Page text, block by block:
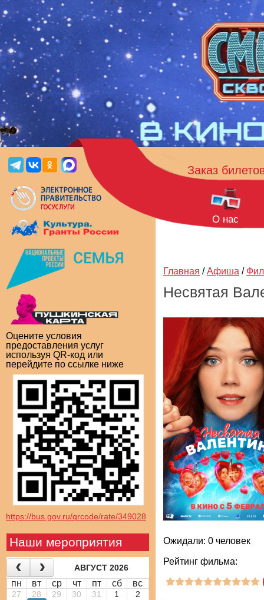
Оцените условия
предоставления услуг
используя QR-код или
перейдите по ссылке ниже
https://bus.gov.ru/qrcode/rate/349028
Наши мероприятия
АВГУСТ 2026
пн вт ср чт пт сб вс
27 28 29 30 31 1 2
Заказ
О нас
Главная / Афиша /
Несвятая
Ожидали: 0 человек
Рейтинг фильма: